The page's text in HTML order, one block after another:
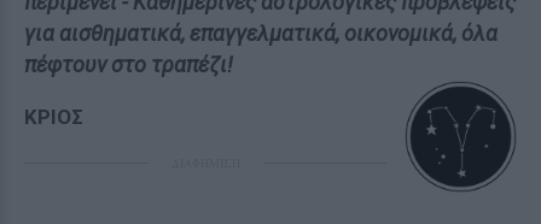
για αισθηματικά, επαγγελματικά, οικονομικά, όλα
πέφτουν στο τραπέζι!
ΚΡΙΟΣ